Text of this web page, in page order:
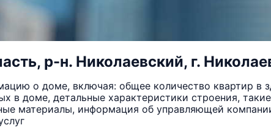
р-н. Николаевский, г.
о доме, включая: общее количество квартир в
в доме, детальные характеристики строения,
материалы, информация об управляющей